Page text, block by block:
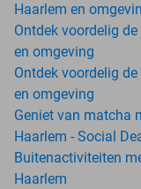
Haarlem en
Ontdek voordelig
en omgeving
Ontdek voordelig
en omgeving
Geniet van matcha
Haarlem - Social
Buitenactiviteiten
Haarlem